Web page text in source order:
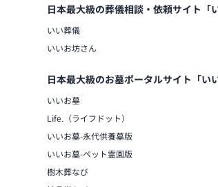
日本最大級の葬儀相談・依頼サイト「
いい葬儀
いいお坊さん
日本最大級のお墓ポータルサイト「い
いいお墓
Life.（ライフドット）
いいお墓-永代供養墓版
いいお墓-ペット霊園版
樹木葬なび